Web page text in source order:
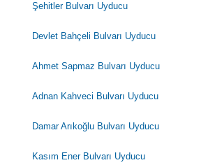
Şehitler Bulvarı Uyducu
Devlet Bahçeli Bulvarı Uyducu
Ahmet Sapmaz Bulvarı Uyducu
Adnan Kahveci Bulvarı Uyducu
Damar Arıkoğlu Bulvarı Uyducu
Kasım Ener Bulvarı Uyducu